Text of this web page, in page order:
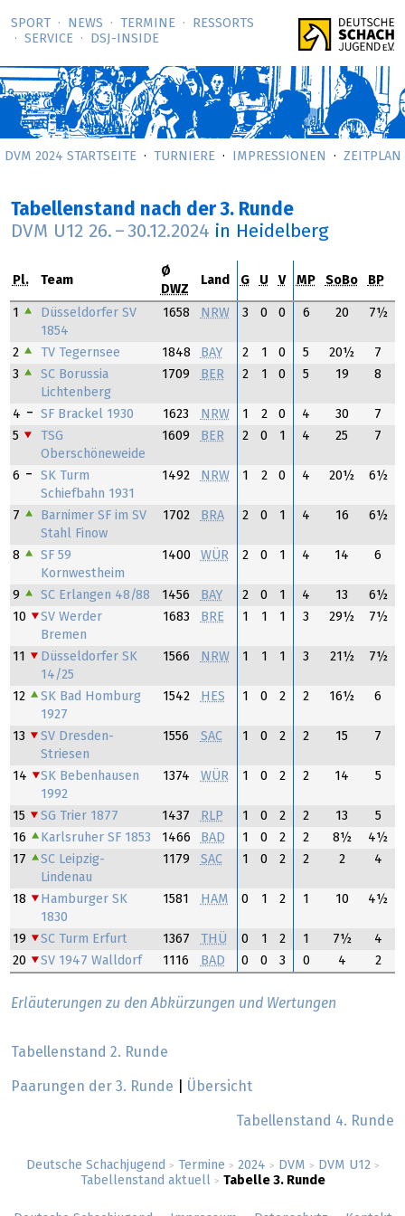
SPORT NEWS TERMINE
RESSORTS
SERVICE
DSJ-­INSIDE
Deutsche Schachjugend > Termine > 2024 > DVM > DVM U12 >
Tabellenstand aktuell > Tabelle 3. Runde
DVM 2024 STARTSEITE TURNIERE IMPRESSIONEN ZEITPLAN
Tabellenstand nach der 3. Runde
DVM U12 26. – 30.12.2024 in Heidelberg
Pl. Team
Ø
DWZ
Land G U V MP SoBo BP
1
Düsseldorfer SV
1854
1658 NRW 3 0 0 6 20 7½
2 TV Tegernsee 1848 BAY 2 1 0 5 20½
7
3
SC Borussia
Lichtenberg
1709 BER 2 1 0 5 19 8
4 SF Brackel 1930 1623 NRW 1 2 0 4 30
7
5
TSG
Oberschöneweide
1609 BER 2 0 1 4 25 7
6
SK Turm
Schiefbahn 1931
1492 NRW 1 2 0 4 20½ 6½
7
Barnimer SF im SV
Stahl Finow
1702 BRA 2 0 1 4 16 6½
8
SF 59
Kornwestheim
1400 WÜR 2 0 1 4 14 6
9 SC Erlangen 48/88 1456 BAY 2 0 1 4 13
6½
10
SV Werder
Bremen
1683 BRE 1 1 1 3 29½ 7½
11
Düsseldorfer SK
14/25
1566 NRW 1 1 1 3 21½ 7½
12
SK Bad Homburg
1927
1542 HES 1 0 2 2 16½ 6
13
SV Dresden-
Striesen
1556 SAC 1 0 2 2 15 7
14
SK Bebenhausen
1992
1374 WÜR 1 0 2 2 14 5
15 SG Trier 1877 1437 RLP 1 0 2 2 13
5
16
Karlsruher SF 1853 1466 BAD 1 0 2 2 8½
4½
17
SC Leipzig-
Lindenau
1179 SAC 1 0 2 2 2 4
18
Hamburger SK
1830
1581 HAM 0 1 2 1 10 4½
19 SC Turm Erfurt 1367 THÜ 0 1 2 1 7½
4
20
SV 1947 Walldorf 1116 BAD 0 0 3 0 4 2
Erläuterungen zu den Abkürzungen und Wertungen
Tabellenstand 2. Runde
Paarungen der 3. Runde Übersicht
Tabellenstand 4. Runde